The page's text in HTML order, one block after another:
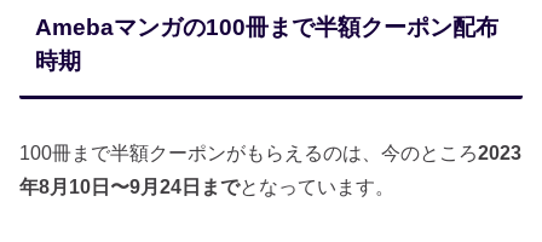
Amebaマンガの100冊まで半額クーポン配布
時期
100冊まで半額クーポンがもらえるのは、今のところ2023
年8月10日〜9月24日までとなっています。